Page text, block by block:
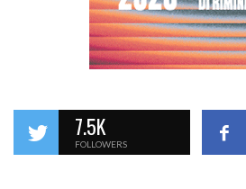
7.5K
FOLLOWERS